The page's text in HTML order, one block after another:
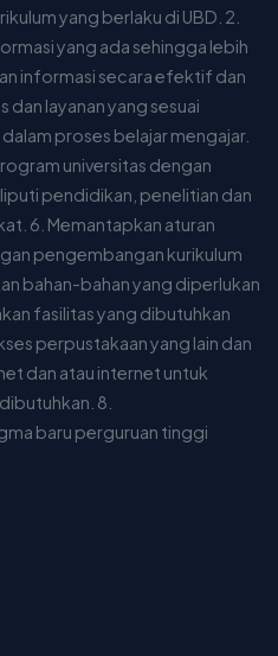
yang berlaku di UBD. 2.
yang ada sehingga lebih
informasi secara efektif dan
dan layanan yang sesuai
proses belajar mengajar.
universitas dengan
pendidikan, penelitian dan
6. Memantapkan aturan
pengembangan kurikulum
bahan-bahan yang diperlukan
fasilitas yang dibutuhkan
perpustakaan yang lain dan
dan atau internet untuk
8.
baru perguruan tinggi